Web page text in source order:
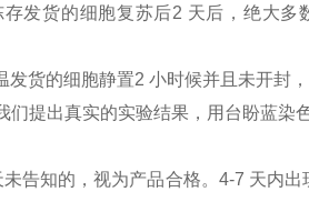
发货的细胞复苏后2 天后，绝大
货的细胞静置2 小时候并且未开封
提出真实的实验结果，用台盼蓝染
告知的，视为产品合格。4-7 天内